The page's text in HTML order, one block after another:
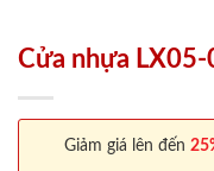
Cửa nhựa LX05-
Giảm giá lên đến